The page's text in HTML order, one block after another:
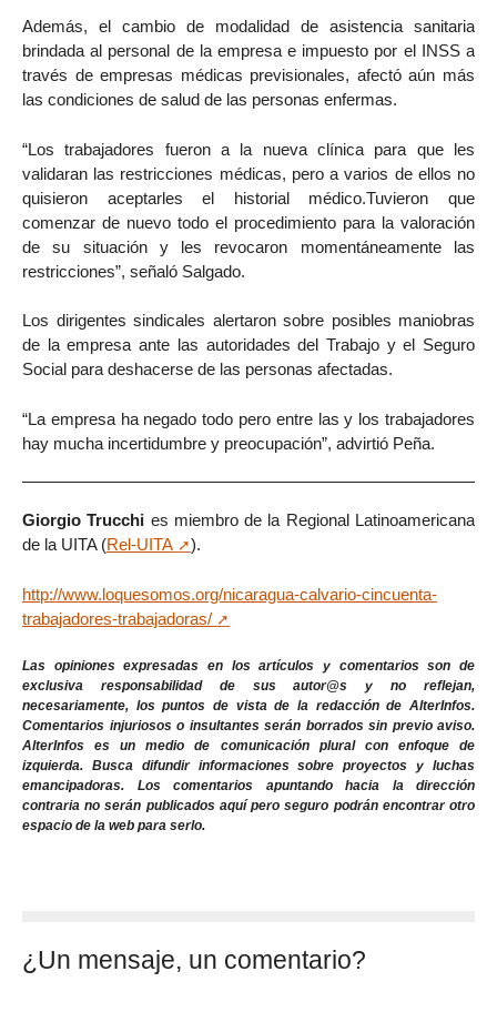
Además, el cambio de modalidad de asistencia sanitaria
brindada al personal de la empresa e impuesto por el INSS a
través de empresas médicas previsionales, afectó aún más
las condiciones de salud de las personas enfermas.
“Los trabajadores fueron a la nueva clínica para que les
validaran las restricciones médicas, pero a varios de ellos no
quisieron aceptarles el historial médico.Tuvieron que
comenzar de nuevo todo el procedimiento para la valoración
de su situación y les revocaron momentáneamente las
restricciones”, señaló Salgado.
Los dirigentes sindicales alertaron sobre posibles maniobras
de la empresa ante las autoridades del Trabajo y el Seguro
Social para deshacerse de las personas afectadas.
“La empresa ha negado todo pero entre las y los trabajadores
hay mucha incertidumbre y preocupación”, advirtió Peña.
Giorgio Trucchi es miembro de la Regional Latinoamericana
de la UITA (Rel-UITA ).
http://www.loquesomos.org/nicaragua-calvario-cincuenta-
trabajadores-trabajadoras/
Las opiniones expresadas en los artículos y comentarios son de
exclusiva responsabilidad de sus autor@s y no reflejan,
necesariamente, los puntos de vista de la redacción de AlterInfos.
Comentarios injuriosos o insultantes serán borrados sin previo aviso.
AlterInfos es un medio de comunicación plural con enfoque de
izquierda. Busca difundir informaciones sobre proyectos y luchas
emancipadoras. Los comentarios apuntando hacia la dirección
contraria no serán publicados aquí pero seguro podrán encontrar otro
espacio de la web para serlo.
¿Un mensaje, un comentario?